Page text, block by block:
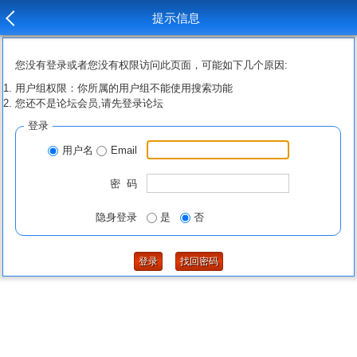
提示信息
您没有登录或者您没有权限访问此页面，可能如下几个原因:
用户组权限：你所属的用户组不能使用搜索功能
您还不是论坛会员,请先登录论坛
登录
用户名 Email
密 码
隐身登录 是 否